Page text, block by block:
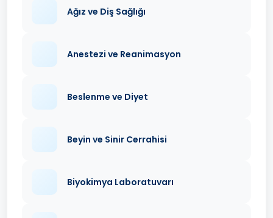
Ağız ve Diş Sağlığı
Anestezi ve Reanimasyon
Beslenme ve Diyet
Beyin ve Sinir Cerrahisi
Biyokimya Laboratuvarı